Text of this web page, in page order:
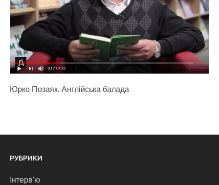
Юрко Позаяк. Англійська балада
РУБРИКИ
Інтерв'ю